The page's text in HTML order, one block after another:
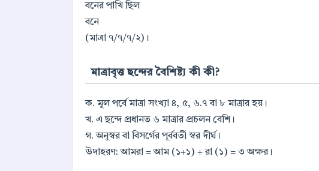
বনের পাখি ছিল
বনে
(মাত্রা ৭/৭/৭/২)।
মাত্রাবৃত্ত ছন্দের বৈশিষ্ট্য কী কী?
ক. মূল পর্বে মাত্রা সংখ্যা ৪, ৫, ৬.৭ বা ৮ মাত্রার হয়।
খ. এ ছন্দে প্রধানত ৬ মাত্রার প্রচলন বেশি।
গ. অনুস্বর বা বিসর্গের পূর্ববর্তী স্বর দীর্ঘ।
উদাহরণ: আমরা = আম (১+১) + রা (১) = ৩ অক্ষর।